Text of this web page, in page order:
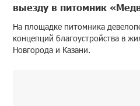
выезду в питомник
На площадке питомника
концепций благоустройства в
Новгорода и Казани.